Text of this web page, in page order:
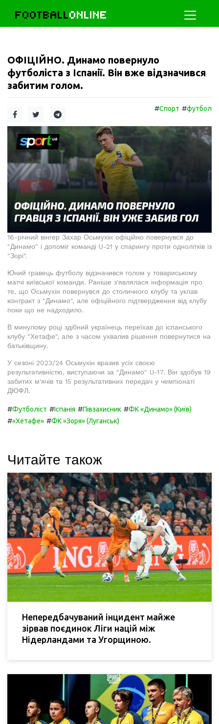
FOOTBALLONLINE
ОФІЦІЙНО. Динамо повернуло
футболіста з Іспанії. Він вже відзначився
забитим голом.
#Спорт #футбол
16-річний вінгер Захар Осьмухін офіційно повернувся до
"Динамо" і допоміг команді U-21 у спарингу проти однолітків із
"Зорі".
Юний гравець футболу відзначився голом у товариському
матчі київської команди. Раніше з'являлася інформація про
те, що Осьмухін повернувся до столичного клубу та уклав
контракт з "Динамо", але офіційного підтвердження від клубу
поки що не надходило.
В минулому році здібний українець переїхав до іспанського
клубу "Хетафе", але з часом ухвалив рішення повернутися на
батьківщину.
У сезоні 2023/24 Осьмухін вразив усіх своєю
результативністю, виступаючи за "Динамо" U-17. Він здобув 19
забитих м'ячів та 15 результативних передач у чемпіонаті
ДЮФЛ.
#Футболіст #Іспанія #Півзахисник #ФК «Динамо» (Київ)
#«Хетафе» #ФК «Зоря» (Луганськ)
Читайте також
Непередбачуваний інцидент майже
зірвав поєдинок Ліги націй між
Нідерландами та Угорщиною.